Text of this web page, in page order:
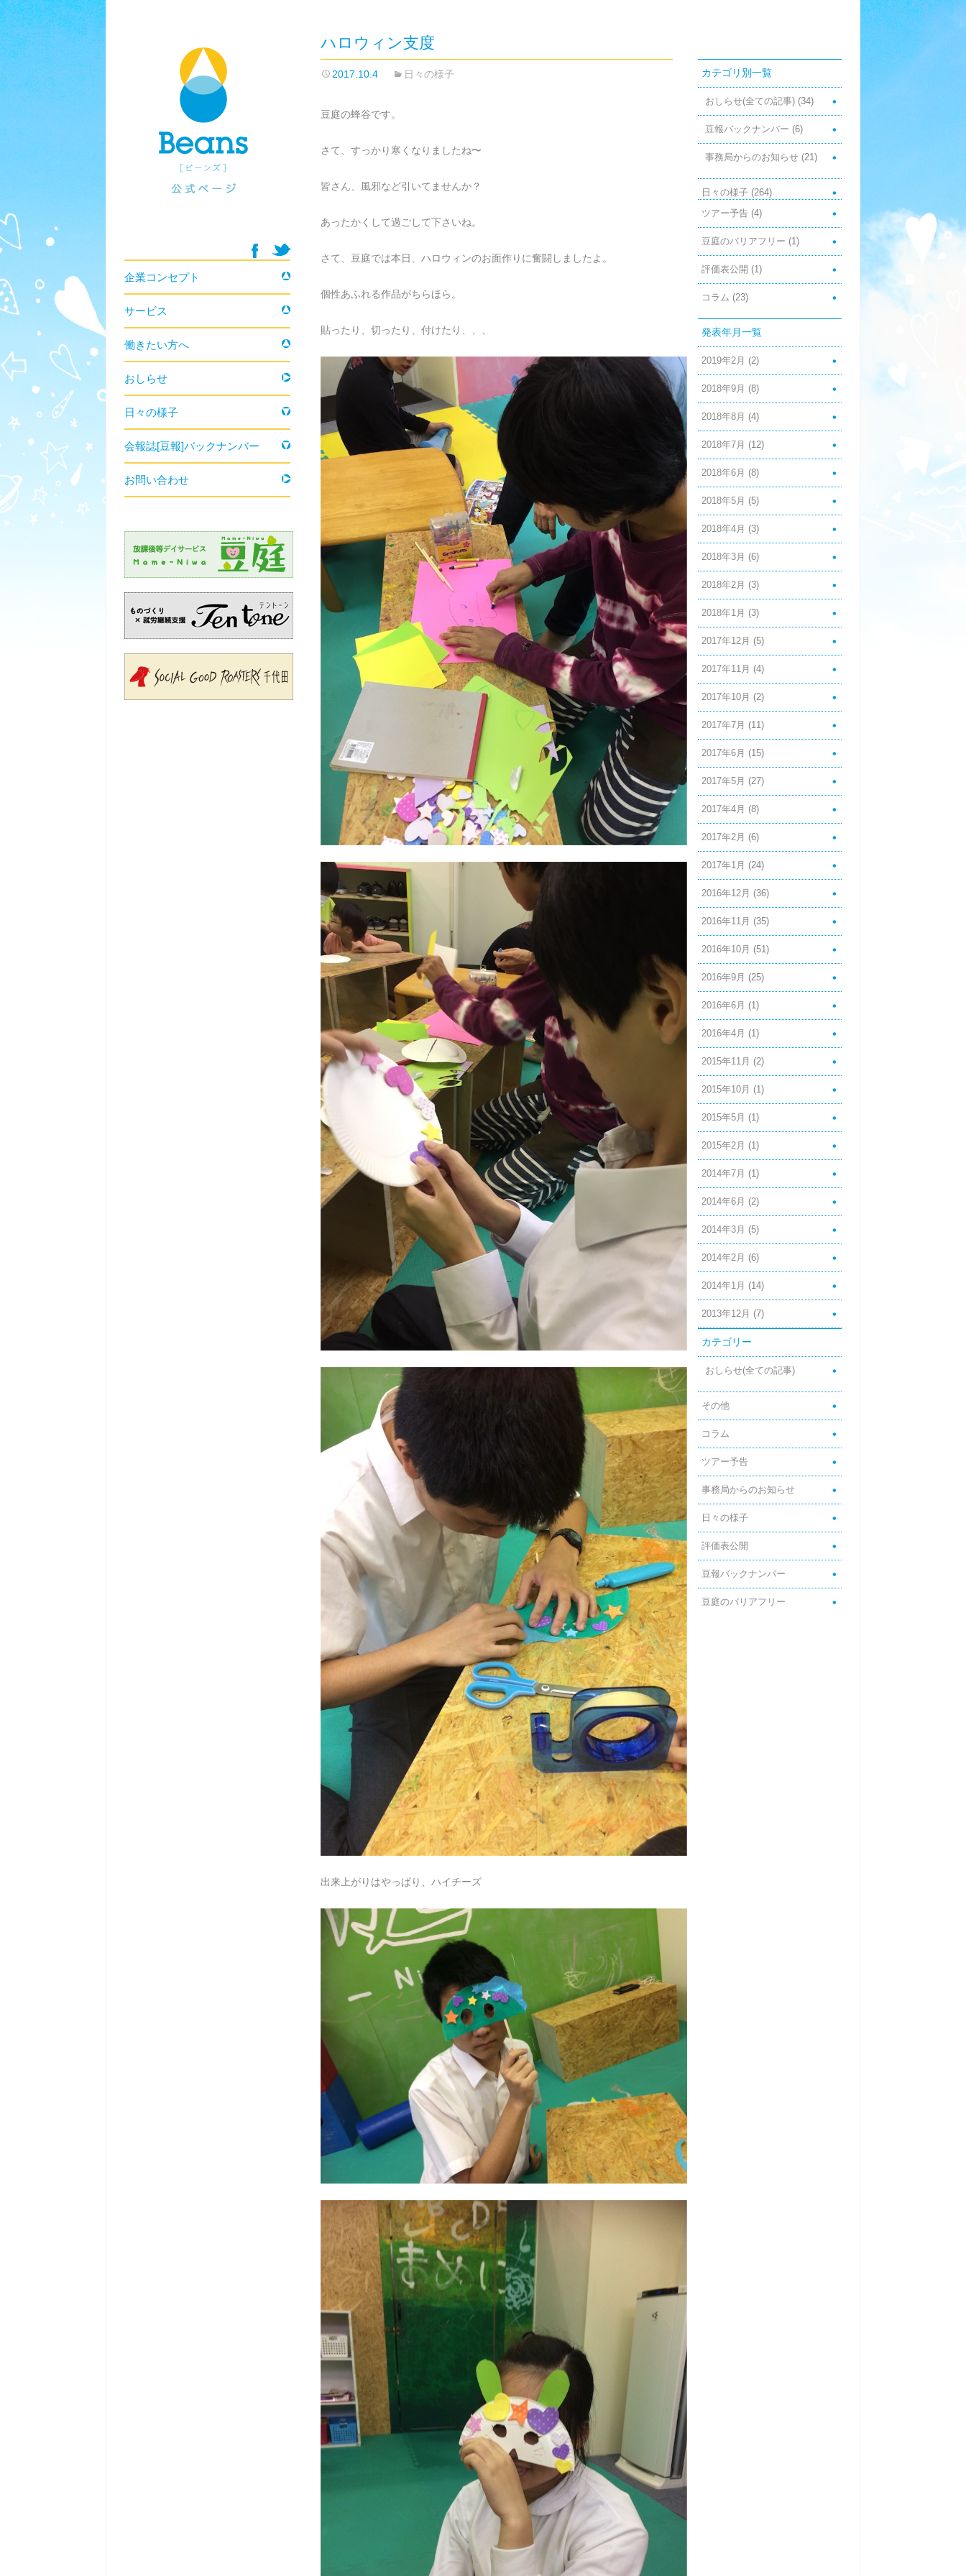
ハロウィン支度
2017.10.4 日々の様子
豆庭の蜂谷です。
さて、すっかり寒くなりましたね〜
皆さん、風邪など引いてませんか？
あったかくして過ごして下さいね。
さて、豆庭では本日、ハロウィンのお面作りに奮闘しましたよ。
個性あふれる作品がちらほら。
貼ったり、切ったり、付けたり、、、
出来上がりはやっぱり、ハイチーズ
カテゴリ別一覧
おしらせ(全ての記事) (34)
豆報バックナンバー (6)
事務局からのお知らせ (21)
日々の様子 (264)
ツアー予告 (4)
豆庭のバリアフリー (1)
評価表公開 (1)
コラム (23)
発表年月一覧
2019年2月 (2)
2018年9月 (8)
2018年8月 (4)
2018年7月 (12)
2018年6月 (8)
2018年5月 (5)
2018年4月 (3)
2018年3月 (6)
2018年2月 (3)
2018年1月 (3)
2017年12月 (5)
2017年11月 (4)
2017年10月 (2)
2017年7月 (11)
2017年6月 (15)
2017年5月 (27)
2017年4月 (8)
2017年2月 (6)
2017年1月 (24)
2016年12月 (36)
2016年11月 (35)
2016年10月 (51)
2016年9月 (25)
2016年6月 (1)
2016年4月 (1)
2015年11月 (2)
2015年10月 (1)
2015年5月 (1)
2015年2月 (1)
2014年7月 (1)
2014年6月 (2)
2014年3月 (5)
2014年2月 (6)
2014年1月 (14)
2013年12月 (7)
カテゴリー
おしらせ(全ての記事)
その他
コラム
ツアー予告
事務局からのお知らせ
日々の様子
評価表公開
豆報バックナンバー
豆庭のバリアフリー
企業コンセプト
サービス
働きたい方へ
おしらせ
日々の様子
会報誌[豆報]バックナンバー
お問い合わせ